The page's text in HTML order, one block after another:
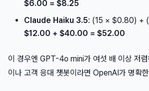
$6.00 = $8.25
Claude Haiku 3.5: (15 × $0.80) +
$12.00 + $40.00 = $52.00
이 경우엔 GPT-4o mini가 여섯 배 이상 저
이나 고객 응대 챗봇이라면 OpenAI가 명확